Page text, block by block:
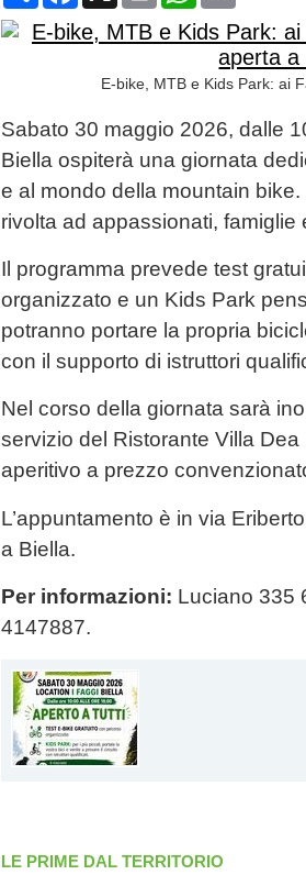
E-bike, MTB e Kids Park: ai
Sabato 30 maggio 2026, dalle
Biella ospiterà una giornata
e al mondo della mountain bike.
rivolta ad appassionati, famiglie
Il programma prevede test
organizzato e un Kids Park
potranno portare la propria
con il supporto di istruttori
Nel corso della giornata sarà
servizio del Ristorante Villa
aperitivo a prezzo
L’appuntamento è in via
a Biella.
Per informazioni: Luciano 335
4147887.
LE PRIME DAL TERRITORIO